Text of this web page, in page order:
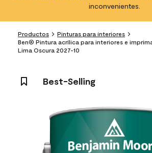
inconvenientes.
Productos
Pinturas para interiores
Ben® Pintura acrílica para interiores e
Lima Oscura 2027-10
Best-Selling